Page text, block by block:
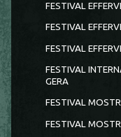
FESTIVAL
FESTIVAL
FESTIVAL
FESTIVAL
GERA
FESTIVAL
FESTIVAL